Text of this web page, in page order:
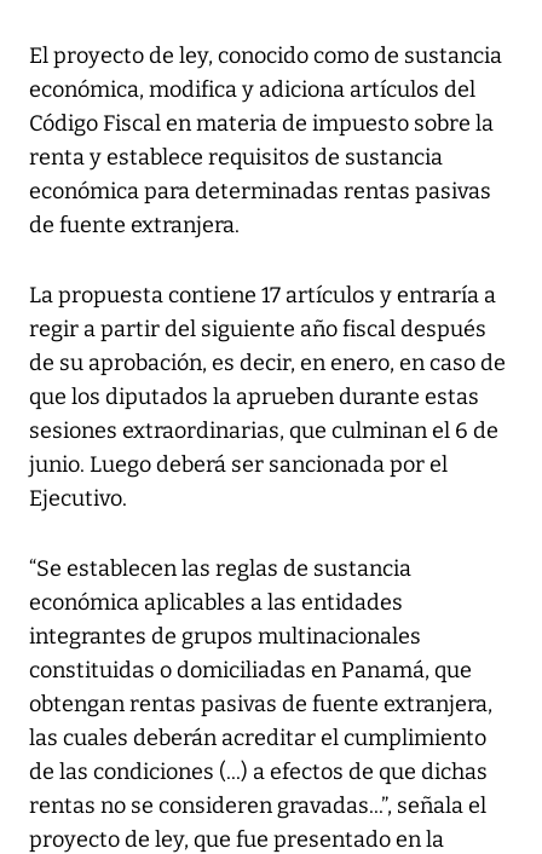
El proyecto de ley, conocido como de sustancia
económica, modifica y adiciona artículos del
Código Fiscal en materia de impuesto sobre la
renta y establece requisitos de sustancia
económica para determinadas rentas pasivas
de fuente extranjera.
La propuesta contiene 17 artículos y entraría a
regir a partir del siguiente año fiscal después
de su aprobación, es decir, en enero, en caso de
que los diputados la aprueben durante estas
sesiones extraordinarias, que culminan el 6 de
junio. Luego deberá ser sancionada por el
Ejecutivo.
“Se establecen las reglas de sustancia
económica aplicables a las entidades
integrantes de grupos multinacionales
constituidas o domiciliadas en Panamá, que
obtengan rentas pasivas de fuente extranjera,
las cuales deberán acreditar el cumplimiento
de las condiciones (...) a efectos de que dichas
rentas no se consideren gravadas...”, señala el
proyecto de ley, que fue presentado en la